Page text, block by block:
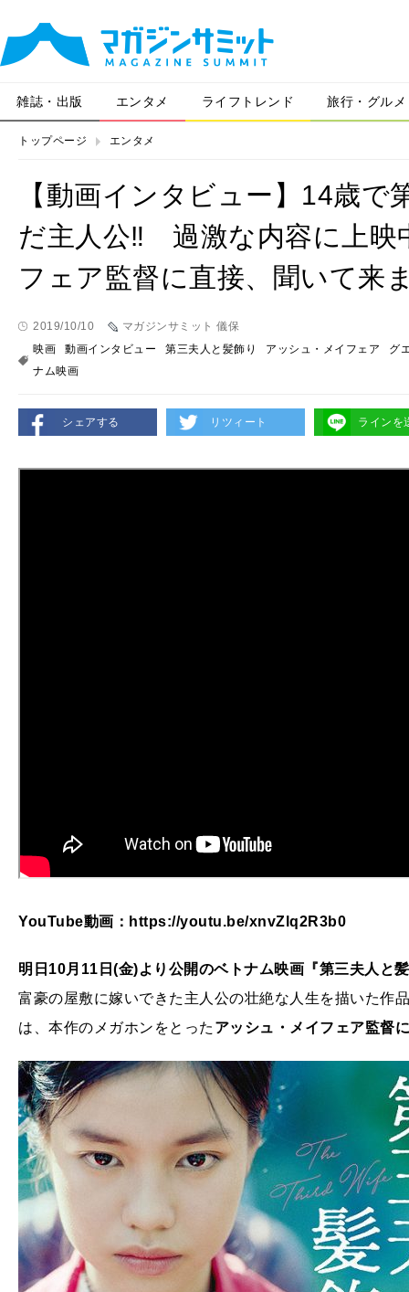
雑誌・出版 エンタメ ライフトレンド 旅行・グルメ
トップページ エンタメ
【動画インタビュー】14歳
だ主人公‼ 過激な内容に上
フェア監督に直接、聞いて来
2019/10/10
マガジンサミット 儀保
映画
動画インタビュー 第三夫人と髪飾り アッシュ・メイフェア
グ
ナム映画
シェアする リツィート ラインを
YouTube動画：https://youtu.be/xnvZlq2R3b0
明日10月11日(金)より公開のベトナム映画『第三夫人と
富豪の屋敷に嫁いできた主人公の壮絶な人生を描いた作
は、本作のメガホンをとった アッシュ・メイフェア監督